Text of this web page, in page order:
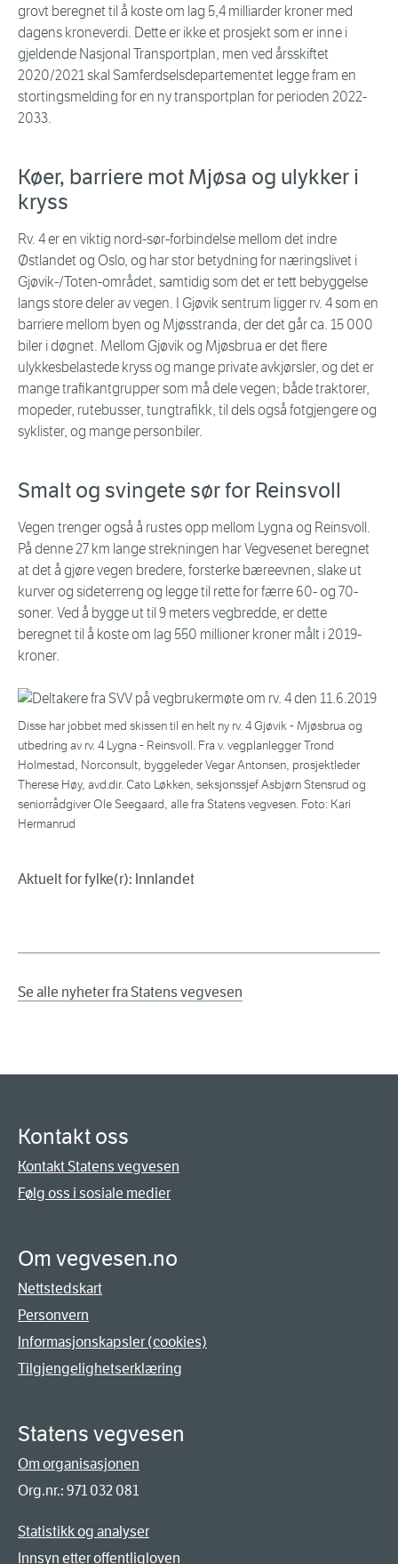
grovt beregnet til å koste om lag 5,4 milliarder kroner med
dagens kroneverdi. Dette er ikke et prosjekt som er inne i
gjeldende Nasjonal Transportplan, men ved årsskiftet
2020/2021 skal Samferdselsdepartementet legge fram en
stortingsmelding for en ny transportplan for perioden 2022-
2033.
Køer, barriere mot Mjøsa og ulykker i
kryss
Rv. 4 er en viktig nord-sør-forbindelse mellom det indre
Østlandet og Oslo, og har stor betydning for næringslivet i
Gjøvik-/Toten-området, samtidig som det er tett bebyggelse
langs store deler av vegen. I Gjøvik sentrum ligger rv. 4 som en
barriere mellom byen og Mjøsstranda, der det går ca. 15 000
biler i døgnet. Mellom Gjøvik og Mjøsbrua er det flere
ulykkesbelastede kryss og mange private avkjørsler, og det er
mange trafikantgrupper som må dele vegen; både traktorer,
mopeder, rutebusser, tungtrafikk, til dels også fotgjengere og
syklister, og mange personbiler.
Smalt og svingete sør for Reinsvoll
Vegen trenger også å rustes opp mellom Lygna og Reinsvoll.
På denne 27 km lange strekningen har Vegvesenet beregnet
at det å gjøre vegen bredere, forsterke bæreevnen, slake ut
kurver og sideterreng og legge til rette for færre 60- og 70-
soner. Ved å bygge ut til 9 meters vegbredde, er dette
beregnet til å koste om lag 550 millioner kroner målt i 2019-
kroner.
Disse har jobbet med skissen til en helt ny rv. 4 Gjøvik - Mjøsbrua og
utbedring av rv. 4 Lygna - Reinsvoll. Fra v. vegplanlegger Trond
Holmestad, Norconsult, byggeleder Vegar Antonsen, prosjektleder
Therese Høy, avd.dir. Cato Løkken, seksjonssjef Asbjørn Stensrud og
seniorrådgiver Ole Seegaard, alle fra Statens vegvesen. Foto: Kari
Hermanrud
Aktuelt for fylke(r): Innlandet
Se alle nyheter fra Statens vegvesen
Kontakt oss
Kontakt Statens vegvesen
Følg oss i sosiale medier
Om vegvesen.no
Nettstedskart
Personvern
Informasjonskapsler (cookies)
Tilgjengelighetserklæring
Statens vegvesen
Om organisasjonen
Org.nr.: 971 032 081
Statistikk og analyser
Innsyn etter offentligloven